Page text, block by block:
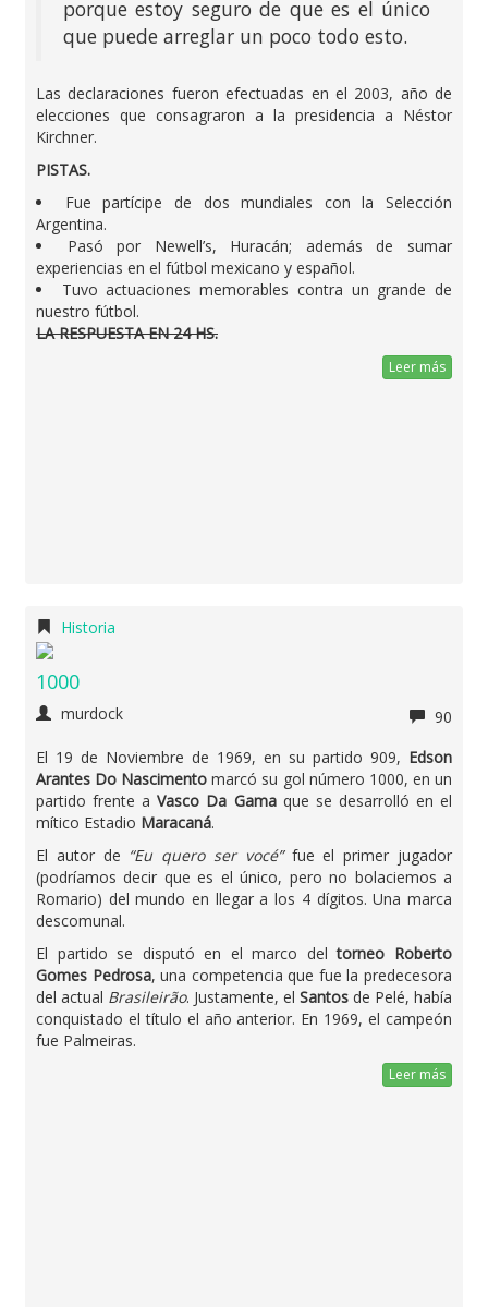
porque estoy seguro de que es el único
que puede arreglar un poco todo esto.
Las declaraciones fueron efectuadas en el 2003, año de
elecciones que consagraron a la presidencia a Néstor
Kirchner.
PISTAS.
Fue partícipe de dos mundiales con la Selección
Argentina.
Pasó por Newell’s, Huracán; además de sumar
experiencias en el fútbol mexicano y español.
Tuvo actuaciones memorables contra un grande de
nuestro fútbol.
LA RESPUESTA EN 24 HS.
Leer más
Historia
1000
murdock
90
El 19 de Noviembre de 1969, en su partido 909, Edson
Arantes Do Nascimento marcó su gol número 1000, en un
partido frente aVasco Da Gamaque se desarrolló en el
mítico Estadio Maracaná.
El autor de “Eu quero ser vocé”fue el primer jugador
(podríamos decir que es el único, pero no bolaciemos a
Romario) del mundo en llegar a los 4 dígitos. Una marca
descomunal.
El partido se disputó en el marco deltorneo Roberto
Gomes Pedrosa, una competencia que fue la predecesora
del actual Brasileirão. Justamente, el Santos de Pelé, había
conquistado el título el año anterior. En 1969, el campeón
fue Palmeiras.
Leer más